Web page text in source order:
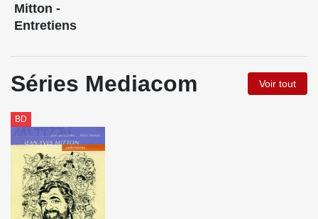
Mitton -
Entretiens
Séries Mediacom Voir tout
BD